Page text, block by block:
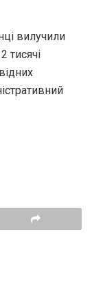
вилучили
тисячі